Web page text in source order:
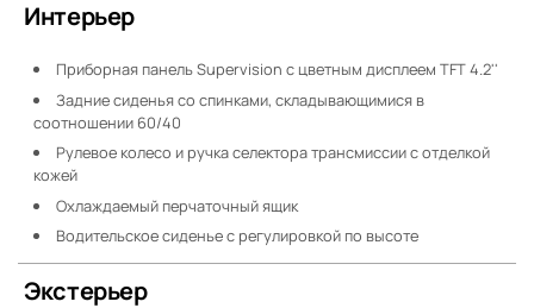
Интерьер
Приборная панель Supervision c цветным дисплеем TFT 4.2''
Задние сиденья со спинками, складывающимися в
соотношении 60/40
Рулевое колесо и ручка селектора трансмиссии с отделкой
кожей
Охлаждаемый перчаточный ящик
Водительское сиденье с регулировкой по высоте
Экстерьер